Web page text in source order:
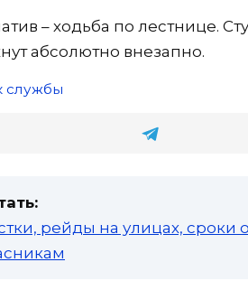
– ходьба по лестнице.
абсолютно внезапно.
службы
рейды на улицах, сроки